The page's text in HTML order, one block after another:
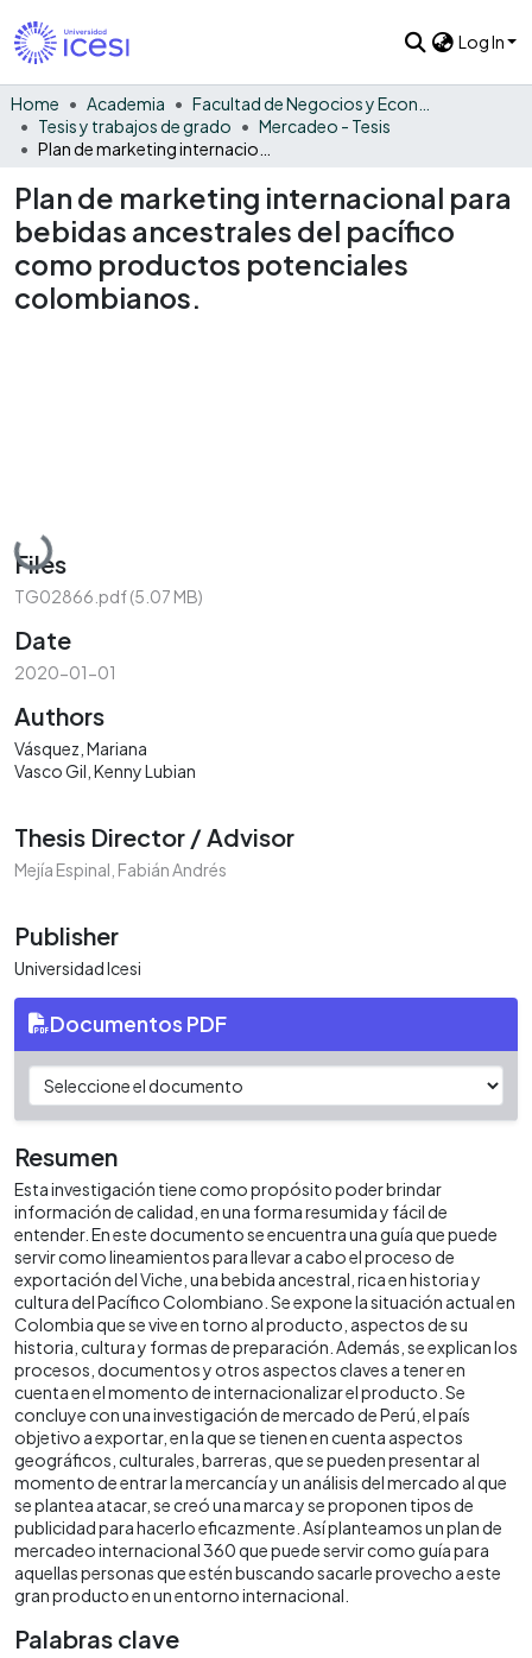
Log In
Home Academia
Tesis y trabajos de grado
Mercadeo - Tesis
Plan de marketing internacional para
bebidas ancestrales del pacífico
como productos potenciales
colombianos.
Loading...
Files
TG02866.pdf(5.07 MB)
Date
2020-01-01
Authors
Vásquez, Mariana
Vasco Gil, Kenny Lubian
Thesis Director / Advisor
Mejía Espinal, Fabián Andrés
Publisher
Universidad Icesi
Documentos PDF
Resumen
Esta investigación tiene como propósito poder brindar
información de calidad, en una forma resumida y fácil de
entender. En este documento se encuentra una guía que puede
servir como lineamientos para llevar a cabo el proceso de
exportación del Viche, una bebida ancestral, rica en historia y
cultura del Pacífico Colombiano. Se expone la situación actual en
Colombia que se vive en torno al producto, aspectos de su
historia, cultura y formas de preparación. Además, se explican los
procesos, documentos y otros aspectos claves a tener en
cuenta en el momento de internacionalizar el producto. Se
concluye con una investigación de mercado de Perú, el país
objetivo a exportar, en la que se tienen en cuenta aspectos
geográficos, culturales, barreras, que se pueden presentar al
momento de entrar la mercancía y un análisis del mercado al que
se plantea atacar, se creó una marca y se proponen tipos de
publicidad para hacerlo eficazmente. Así planteamos un plan de
mercadeo internacional 360 que puede servir como guía para
aquellas personas que estén buscando sacarle provecho a este
gran producto en un entorno internacional.
Palabras clave